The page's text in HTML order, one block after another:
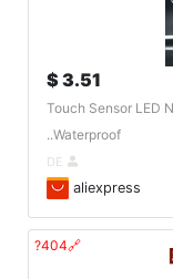
3.51 $
Touch Sensor LED
Waterproof..
aliexpress
🔗404?